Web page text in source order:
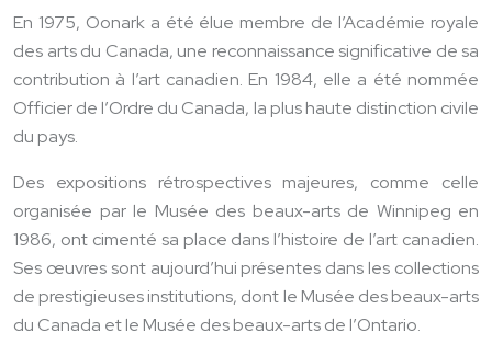
En 1975, Oonark a été élue membre de l’Académie royale
des arts du Canada, une reconnaissance significative de sa
contribution à l’art canadien. En 1984, elle a été nommée
Officier de l’Ordre du Canada, la plus haute distinction civile
du pays.
Des expositions rétrospectives majeures, comme celle
organisée par le Musée des beaux-arts de Winnipeg en
1986, ont cimenté sa place dans l’histoire de l’art canadien.
Ses œuvres sont aujourd’hui présentes dans les collections
de prestigieuses institutions, dont le Musée des beaux-arts
du Canada et le Musée des beaux-arts de l’Ontario.